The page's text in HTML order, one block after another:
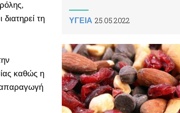
τη
καθώς η
ΥΓΕΙΑ 25.05.2022